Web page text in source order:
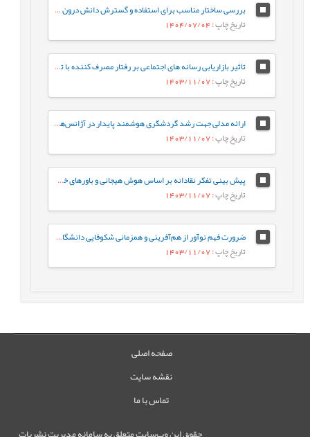
بررسی ساختار مناسب برای استفاده و گسترش دانش درون سازمانی در بانک‌ها (مورد مطالعه: بانک اقتصاد نوین)
تاریخ چاپ: 1404/07/04
تاثیر بازاریابی رسانه های اجتماعی بر رفتار مصرف کننده با توجه به نقش میانجی ارزش برند
تاریخ چاپ: 1403/11/07
ارائه مدلی جهت رشد گردشگری هوشمند پایدار در آژانس‌های مسافرتی شهر تهران
تاریخ چاپ: 1403/11/07
پیش بینی تفکر نقادانه بر اساس هوش هیجانی و باورهای خودکارآمدی مطالعه موردی: دانشجویان پرستاری دانشگاه علوم پزشکی لرستان
تاریخ چاپ: 1403/11/07
ضرورت فهم نوآور از هم‌آفرینی و همزمانی شکوفایی دانشگاه و تمدن
تاریخ چاپ: 1403/11/07
صفحه اصلی
نقشه سایت
تماس با ما